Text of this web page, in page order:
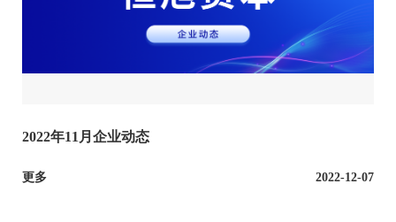
2022年11月企业动态
更多 2022-12-07